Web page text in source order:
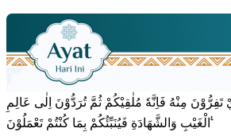
مِنْهُ فَاِنَّهٗ مُلٰقِيْكُمْ ثُمَّ تُرَدُّوْنَ اِلٰى عَالِمِ
الْغَيْبِ وَالشَّهَادَةِ فَيُنَبِّئُكُمْ بِمَا كُنْتُمْ تَعْمَلُوْنَ ࣖ